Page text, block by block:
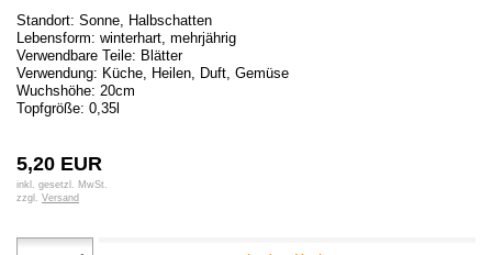
Standort: Sonne, Halbschatten
Lebensform: winterhart, mehrjährig
Verwendbare Teile: Blätter
Verwendung: Küche, Heilen, Duft, Gemüse
Wuchshöhe: 20cm
Topfgröße: 0,35l
5,20 EUR
inkl. gesetzl. MwSt.
zzgl. Versand